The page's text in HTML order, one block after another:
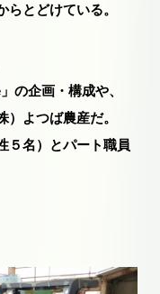
とどけている。
の企画・構成や、
よつば農産だ。
５名）とパート職員